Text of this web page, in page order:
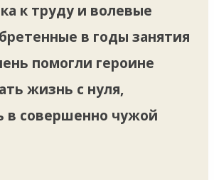
к труду и волевые
в годы занятия
помогли героине
жизнь с нуля,
в совершенно чужой